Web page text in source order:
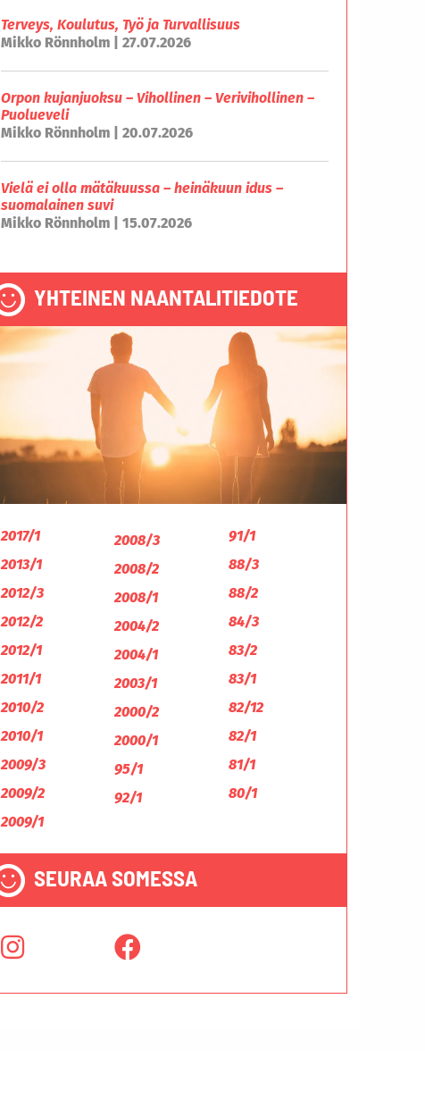
Terveys, Koulutus, Työ ja Turvallisuus
Mikko Rönnholm | 27.07.2026
Orpon kujanjuoksu – Vihollinen – Verivihollinen –
Puolueveli
Mikko Rönnholm | 20.07.2026
Vielä ei olla mätäkuussa – heinäkuun idus –
suomalainen suvi
Mikko Rönnholm | 15.07.2026
YHTEINEN NAANTALITIEDOTE
2017/1
2013/1
2012/3
2012/2
2012/1
2011/1
2010/2
2010/1
2009/3
2009/2
2009/1
2008/3
2008/2
2008/1
2004/2
2004/1
2003/1
2000/2
2000/1
95/1
92/1
91/1
88/3
88/2
84/3
83/2
83/1
82/12
82/1
81/1
80/1
SEURAA SOMESSA